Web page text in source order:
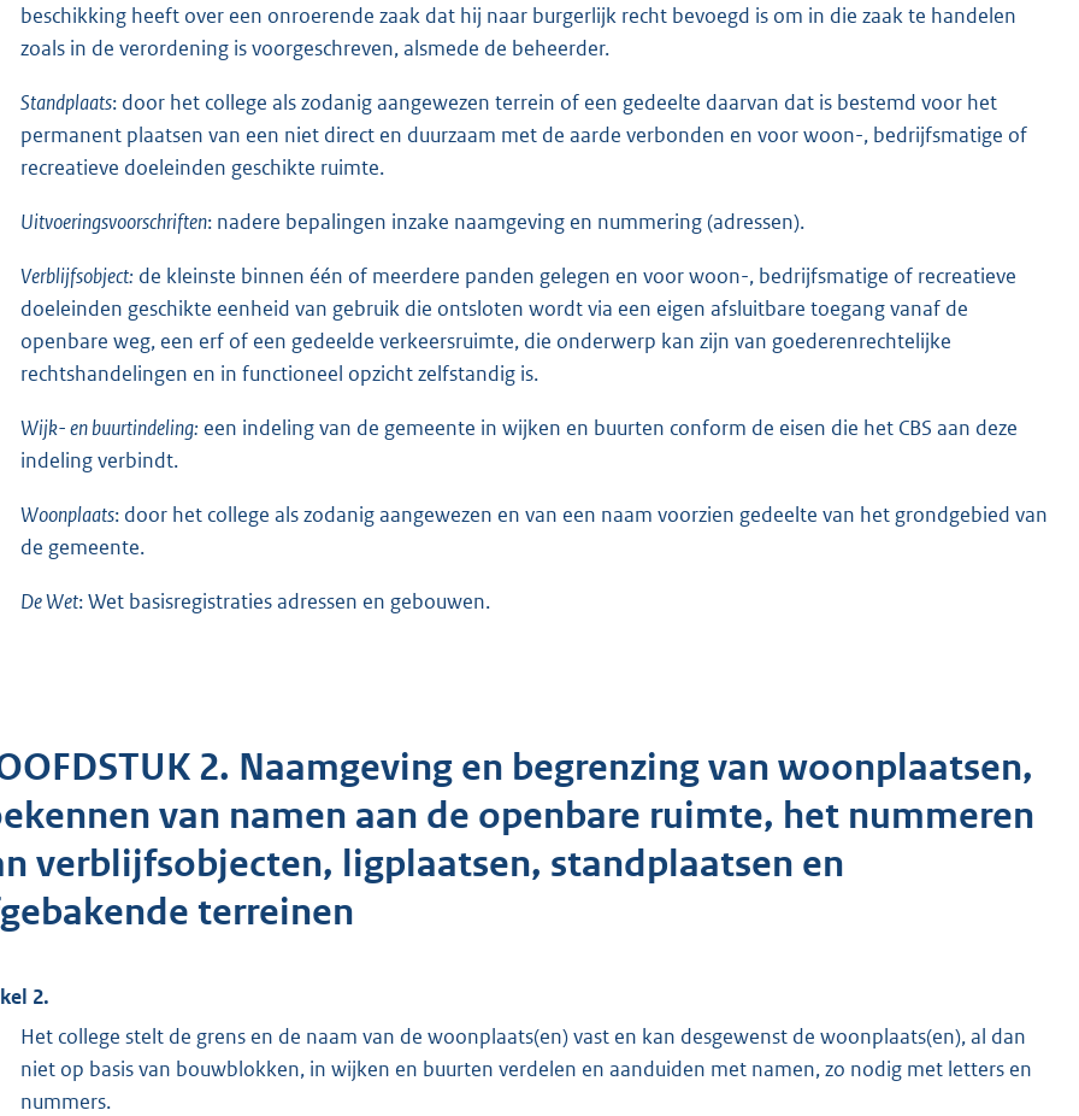
beschikking heeft over een onroerende zaak dat hij naar burgerlijk recht bevoegd is om in die zaak te handelen
zoals in de verordening is voorgeschreven, alsmede de beheerder.
Standplaats: door het college als zodanig aangewezen terrein of een gedeelte daarvan dat is bestemd voor het
permanent plaatsen van een niet direct en duurzaam met de aarde verbonden en voor woon-, bedrijfsmatige of
recreatieve doeleinden geschikte ruimte.
Uitvoeringsvoorschriften: nadere bepalingen inzake naamgeving en nummering (adressen).
Verblijfsobject: de kleinste binnen één of meerdere panden gelegen en voor woon-, bedrijfsmatige of recreatieve
doeleinden geschikte eenheid van gebruik die ontsloten wordt via een eigen afsluitbare toegang vanaf de
openbare weg, een erf of een gedeelde verkeersruimte, die onderwerp kan zijn van goederenrechtelijke
rechtshandelingen en in functioneel opzicht zelfstandig is.
Wijk- en buurtindeling: een indeling van de gemeente in wijken en buurten conform de eisen die het CBS aan deze
indeling verbindt.
Woonplaats: door het college als zodanig aangewezen en van een naam voorzien gedeelte van het grondgebied van
de gemeente.
De Wet: Wet basisregistraties adressen en gebouwen.
2. Naamgeving en begrenzing van woonplaatsen,
van namen aan de openbare ruimte, het nummeren
verblijfsobjecten, ligplaatsen, standplaatsen en
terreinen
2.
Het college stelt de grens en de naam van de woonplaats(en) vast en kan desgewenst de woonplaats(en), al dan
niet op basis van bouwblokken, in wijken en buurten verdelen en aanduiden met namen, zo nodig met letters en
nummers.